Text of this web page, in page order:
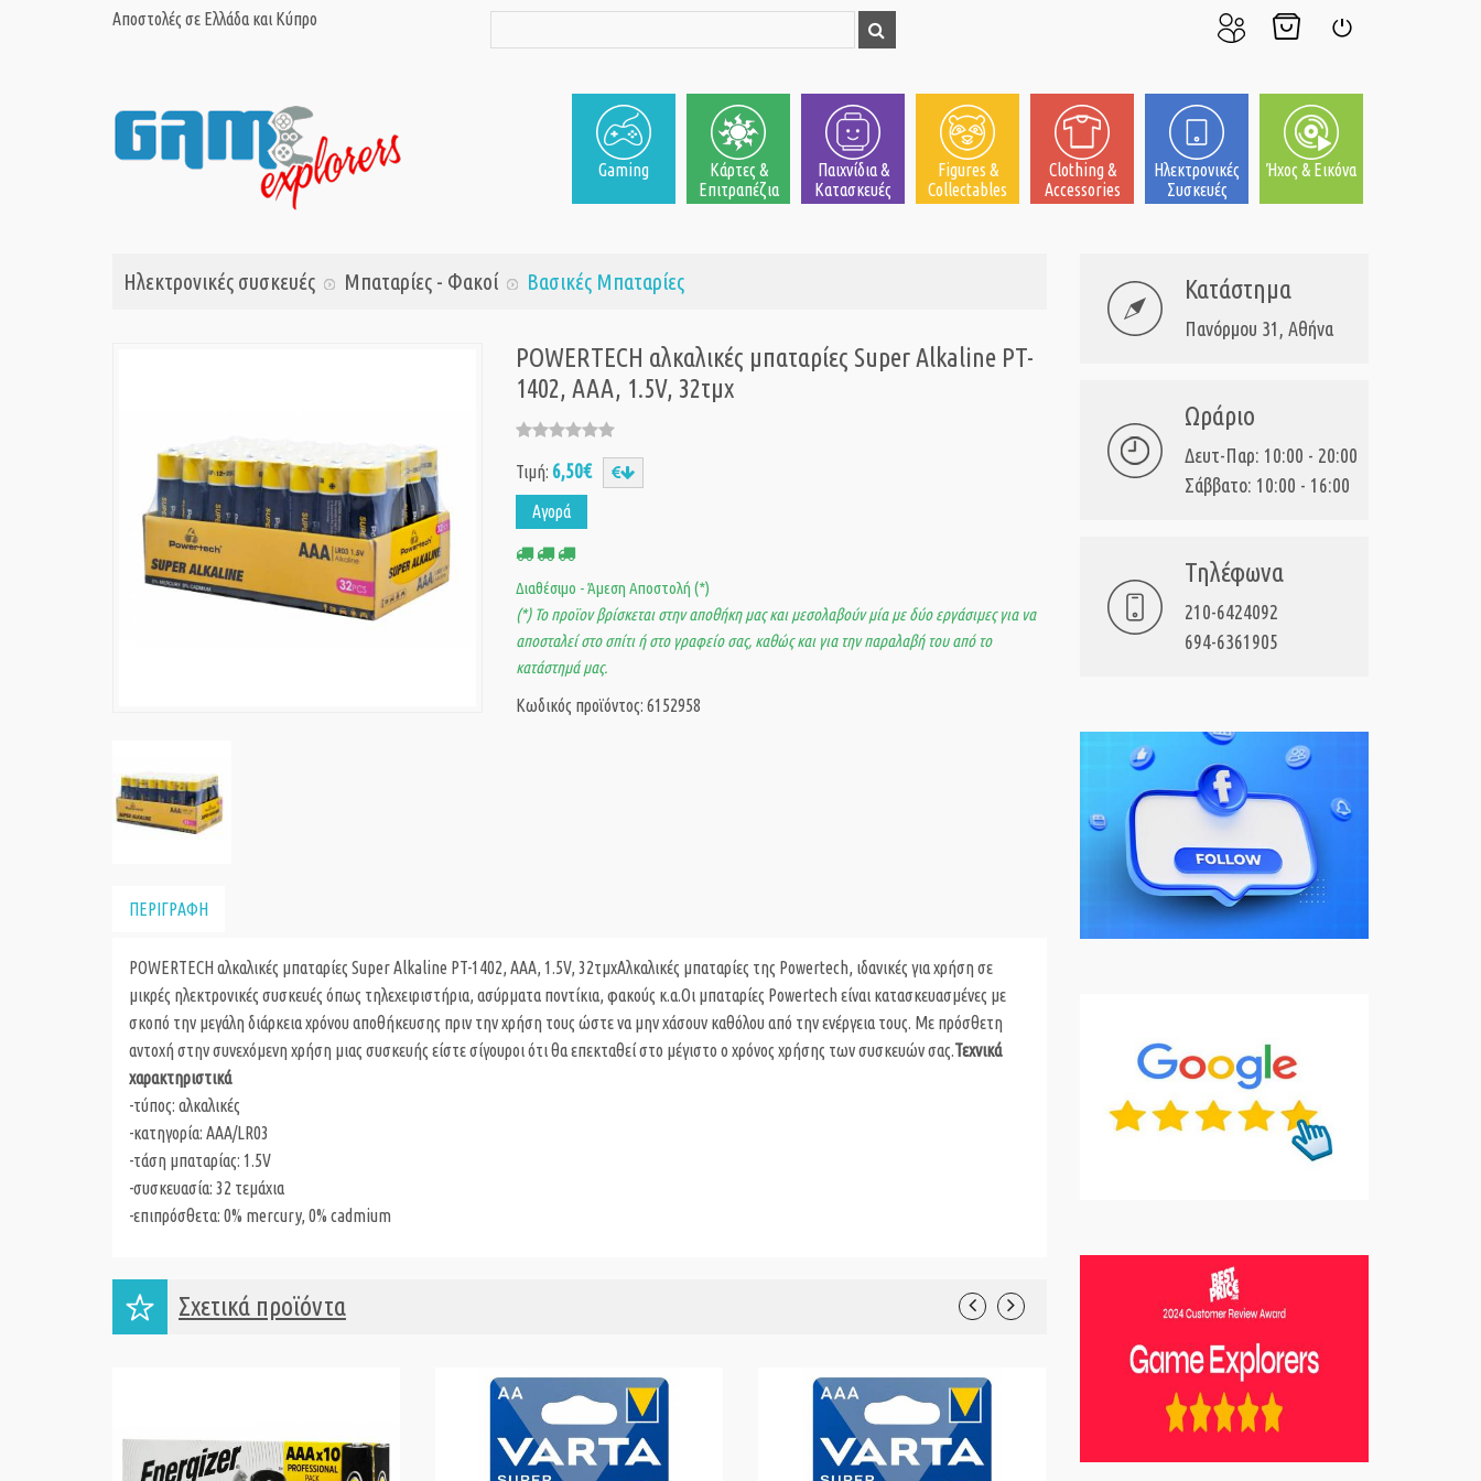
Αποστολές σε Ελλάδα και Κύπρο
μου
Gaming
Κάρτες &
Επιτραπέζια
Παιχνίδια &
Κατασκευές
Figures &
Collectables
Clothing &
Accessories
Ηλεκτρονικές
Συσκευές
Ήχος & Εικόνα
Ηλεκτρονικές συσκευές Μπαταρίες - Φακοί Βασικές Μπαταρίες
POWERTECH αλκαλικές μπαταρίες Super Alkaline PT-
1402, AAA, 1.5V, 32τμχ
Τιμή: 6,50€
Αγορά
Διαθέσιμο - Άμεση Αποστολή (*)
(*) Το προϊον βρίσκεται στην αποθήκη μας και μεσολαβούν μία με δύο εργάσιμες για να
αποσταλεί στο σπίτι ή στο γραφείο σας, καθώς και για την παραλαβή του από το
κατάστημά μας.
Κωδικός προϊόντος: 6152958
ΠΕΡΙΓΡΑΦΗ
POWERTECH αλκαλικές μπαταρίες Super Alkaline PT-1402, AAA, 1.5V, 32τμχΑλκαλικές μπαταρίες της Powertech, ιδανικές για χρήση σε
μικρές ηλεκτρονικές συσκευές όπως τηλεχειριστήρια, ασύρματα ποντίκια, φακούς κ.α.Οι μπαταρίες Powertech είναι κατασκευασμένες με
σκοπό την μεγάλη διάρκεια χρόνου αποθήκευσης πριν την χρήση τους ώστε να μην χάσουν καθόλου από την ενέργεια τους. Με πρόσθετη
αντοχή στην συνεχόμενη χρήση μιας συσκευής είστε σίγουροι ότι θα επεκταθεί στο μέγιστο ο χρόνος χρήσης των συσκευών σας.Τεχνικά
χαρακτηριστικά
-τύπος: αλκαλικές
-κατηγορία: AAA/LR03
-τάση μπαταρίας: 1.5V
-συσκευασία: 32 τεμάχια
-επιπρόσθετα: 0% mercury, 0% cadmium
Σχετικά προϊόντα
Κατάστημα
Πανόρμου 31, Αθήνα
Ωράριο
Δευτ-Παρ: 10:00 - 20:00
Σάββατο: 10:00 - 16:00
Τηλέφωνα
210-6424092
694-6361905